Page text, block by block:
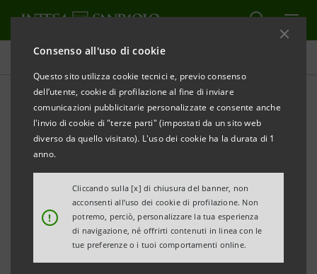
Consenso all'uso di cookie
Questo sito utilizza cookie tecnici e, previo consenso
dell’utente, cookie di profilazione al fine di inviare
comunicazioni pubblicitarie personalizzate e consente anche
l'invio di cookie di "terze parti" (impostati da un sito web
diverso da quello visitato). L'uso dei cookie ha la durata di 1
anno.
!
Cliccando sulla [x] di chiusura del banner, non
acconsenti all’uso dei cookie di profilazione. Non
potremo, perciò, personalizzare la tua esperienza
di navigazione, né offrirti contenuti in linea con le
tue preferenze o i tuoi comportamenti online.
Comunicati stampa
STAMPA AGGIORNA
NUOVO ACCORDO TRA CONFCOMMERCIO E INTESA
SANPAOLO
CONDIZIONI AGEVOLATE SU MICROPAGAMENTI POS
Milano, 25 febbraio 2025 –Confcommercio Imprese
per l’Italia e Intesa Sanpaolo hanno siglato oggi un